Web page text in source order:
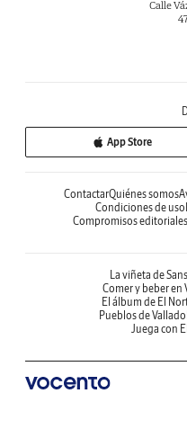
Calle
App Store
ContactarQuiénes somos
Condiciones de uso
Compromisos editoriales
La viñeta de
Comer y beber en
El álbum de El
Pueblos de
Juega con